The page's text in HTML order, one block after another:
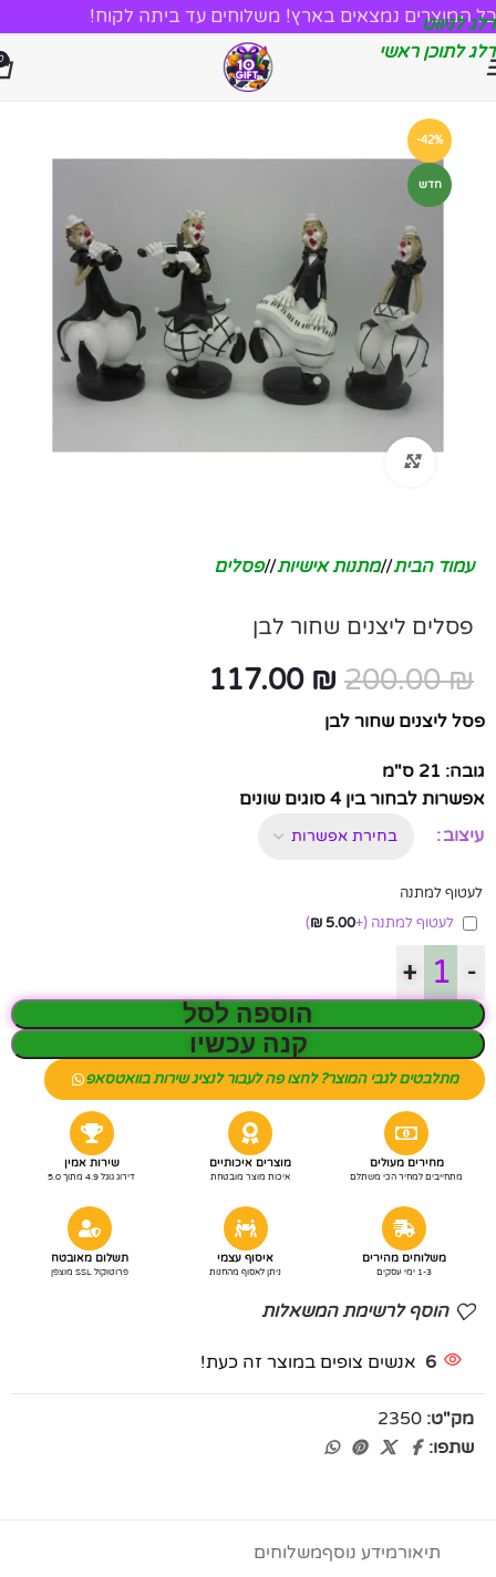
דלג לניווט
דלג לתוכן ראשי
כל המוצרים נמצאים בארץ! משלוחים עד ביתה לקוח!
-42%
חדש
עמוד הבית/ מתנות אישיות/ פסלים
פסלים ליצנים שחור לבן
200.00₪
117.00 ₪
פסל ליצנים שחור לבן
גובה: 21 ס"מ
אפשרות לבחור בין 4 סוגים שונים
עיצוב
לעטוף למתנה
לעטוף למתנה (+
5.00
₪
)
-
+
הוספה לסל
קנה עכשיו
מתלבטים לגבי המוצר? לחצו פה לעבור לנציג שירות בוואטסאפ
מחירים מעולים
מתחייבים למחיר הכי משתלם
מוצרים איכותיים
איכות מוצר מובטחת
שירות אמין
דירוג גוגל 4.9 מתוך 5.0
משלוחים מהירים
1-3 ימי עסקים
איסוף עצמי
ניתן לאסוף מהחנות
תשלום מאובטח
פרוטוקול SSL מוצפן
הוסף לרשימת המשאלות
6 אנשים צופים במוצר זה כעת!
מק"ט: 2350
שתפו:
תיאורמידע נוסףמשלוחים